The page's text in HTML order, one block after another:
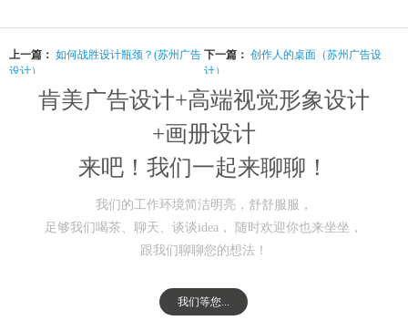
上一篇： 如何战胜设计瓶颈？(苏州广告
设计）
下一篇： 创作人的桌面（苏州广告设
计）
肯美广告设计+高端视觉形象设计
+画册设计
来吧！我们一起来聊聊！
我们的工作环境简洁明亮，舒舒服服，
足够我们喝茶、聊天、谈谈idea， 随时欢迎你也来坐坐，
跟我们聊聊您的想法！
我们等您...